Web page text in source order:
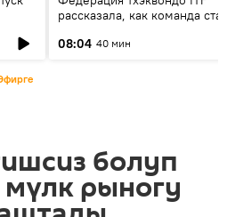
рассказала, как команда
08:04 40 мин
болуп
рыногу